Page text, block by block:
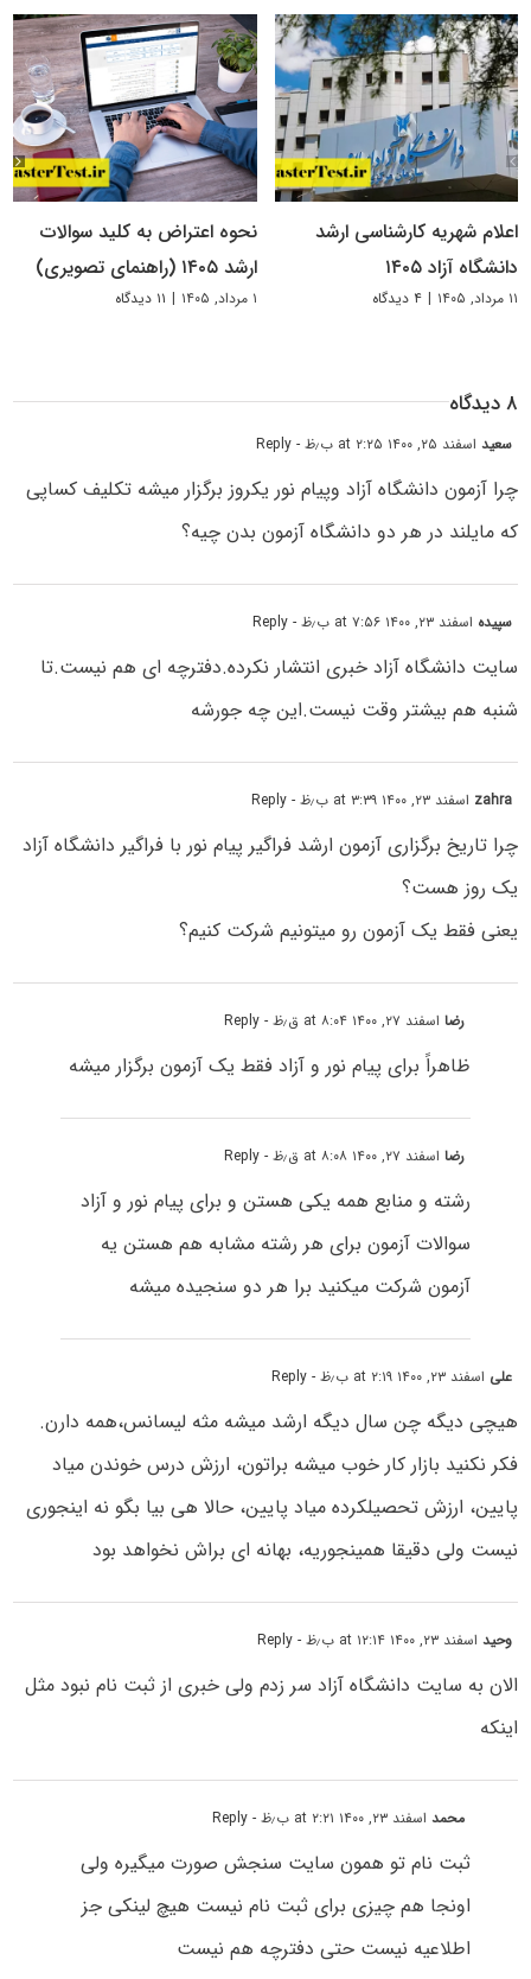
اعلام شهریه کارشناسی ارشد
دانشگاه آزاد ۱۴۰۵
۱۱ مرداد, ۱۴۰۵ | ۴ دیدگاه
نحوه اعتراض به کلید سوالات
ارشد ۱۴۰۵ (راهنمای تصویری)
۱ مرداد, ۱۴۰۵ | ۱۱ دیدگاه
۸ دیدگاه
سعیداسفند ۲۵, ۱۴۰۰ at ۲:۲۵ ب٫ظ - Reply
چرا آزمون دانشگاه آزاد وپیام نور یکروز برگزار میشه تکلیف کساپی
که مایلند در هر دو دانشگاه آزمون بدن چیه؟
سپیده اسفند ۲۳, ۱۴۰۰ at ۷:۵۶ ب٫ظ - Reply
سایت دانشگاه آزاد خبری انتشار نکرده.دفترچه ای هم نیست.تا
شنبه هم بیشتر وقت نیست.این چه جورشه
zahra اسفند ۲۳, ۱۴۰۰ at ۳:۳۹ ب٫ظ - Reply
چرا تاریخ برگزاری آزمون ارشد فراگیر پیام نور با فراگیر دانشگاه آزاد
یک روز هست؟
یعنی فقط یک آزمون رو میتونیم شرکت کنیم؟
رضااسفند ۲۷, ۱۴۰۰ at ۸:۰۴ ق٫ظ - Reply
ظاهراً برای پیام نور و آزاد فقط یک آزمون برگزار میشه
رضااسفند ۲۷, ۱۴۰۰ at ۸:۰۸ ق٫ظ - Reply
رشته و منابع همه یکی هستن و برای پیام نور و آزاد
سوالات آزمون برای هر رشته مشابه هم هستن یه
آزمون شرکت میکنید برا هر دو سنجیده میشه
علی اسفند ۲۳, ۱۴۰۰ at ۲:۱۹ ب٫ظ - Reply
هیچی دیگه چن سال دیگه ارشد میشه مثه لیسانس،همه دارن.
فکر نکنید بازار کار خوب میشه براتون، ارزش درس خوندن میاد
پایین، ارزش تحصیلکرده میاد پایین، حالا هی بیا بگو نه اینجوری
نیست ولی دقیقا همینجوریه، بهانه ای براش نخواهد بود
وحیداسفند ۲۳, ۱۴۰۰ at ۱۲:۱۴ ب٫ظ - Reply
الان به سایت دانشگاه آزاد سر زدم ولی خبری از ثبت نام نبود مثل
اینکه
محمداسفند ۲۳, ۱۴۰۰ at ۲:۲۱ ب٫ظ - Reply
ثبت نام تو همون سایت سنجش صورت میگیره ولی
اونجا هم چیزی برای ثبت نام نیست هیچ لینکی جز
اطلاعیه نیست حتی دفترچه هم نیست